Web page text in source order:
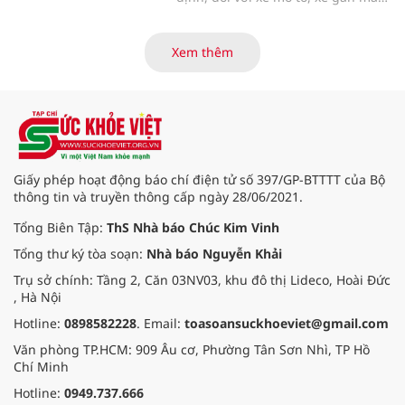
thải định kỳ là 24 tháng; thời gian
Xem thêm
Giấy phép hoạt động báo chí điện tử số 397/GP-BTTTT của Bộ
thông tin và truyền thông cấp ngày 28/06/2021.
Tổng Biên Tập: ThS Nhà báo Chúc Kim Vinh
Tổng thư ký tòa soạn: Nhà báo Nguyễn Khải
Trụ sở chính: Tầng 2, Căn 03NV03, khu đô thị Lideco, Hoài Đức
, Hà Nội
Hotline: 0898582228. Email: toasoansuckhoeviet@gmail.com
Văn phòng TP.HCM: 909 Âu cơ, Phường Tân Sơn Nhì, TP Hồ
Chí Minh
Hotline: 0949.737.666